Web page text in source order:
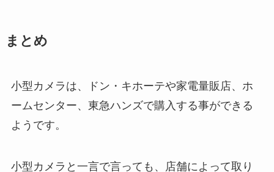
switchのプロコン純正は売ってな
まとめ
小型カメラは、ドン・キホーテや家電量販店、ホ
ームセンター、東急ハンズで購入する事ができる
ようです。
小型カメラと一言で言っても、店舗によって取り